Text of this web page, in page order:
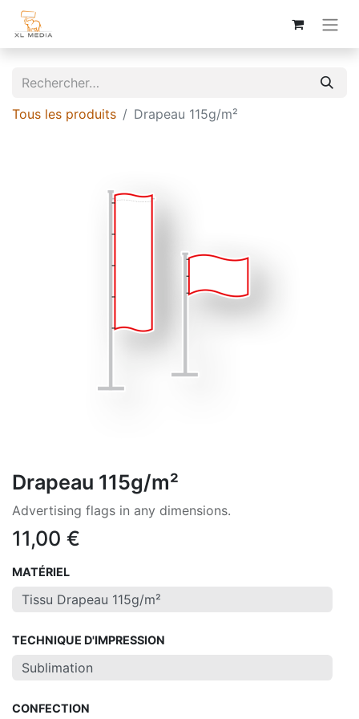
Tous les produits Drapeau 115g/m²
Drapeau 115g/m²
Advertising flags in any dimensions.
11,00 €
MATÉRIEL
TECHNIQUE D'IMPRESSION
CONFECTION